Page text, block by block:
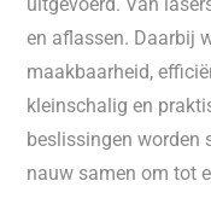
en aflassen. Daarbij
maakbaarheid,
kleinschalig en
beslissingen worden
nauw samen om tot